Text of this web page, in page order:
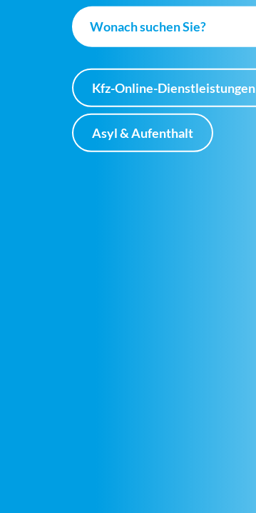
Kfz-Online-Dienstleistungen
Asyl & Aufenthalt